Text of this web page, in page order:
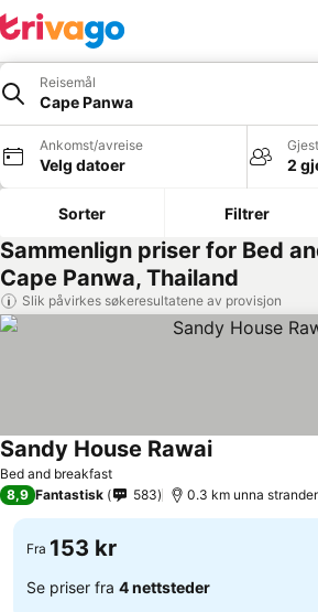
Reisemål
Cape Panwa
Ankomst/avreise
Velg datoer 2
Sorter Filtrer
Sammenlign priser for Bed
Cape Panwa, Thailand
Slik påvirkes søkeresultatene av provisjon
Bed and breakfast
Sandy House RawaiSe priser
8,9 Fantastisk 583 0.3 km unna
Fra 153 kr
Se priser fra 4 nettsteder